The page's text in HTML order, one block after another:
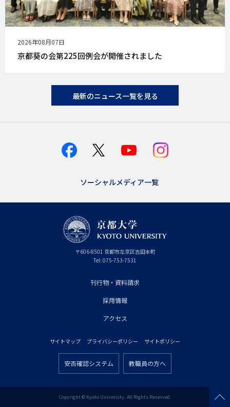
公
開
日
2026年08月07日
京都葵の会第225回例会が開催されました
最新のニュース一覧を見る
ソーシャルメディア一覧
〒606-8501 京
都
府
京都市左京区吉田本町
Tel: 075-753-7531
刊行物・資料請求
採用情報
アクセス
タ
サイトマップ プライバシーポリシー サイトポリシー
ッ
安否確認システム 教職員の方へ
Copyright © Kyoto University. All Rights Reserved.